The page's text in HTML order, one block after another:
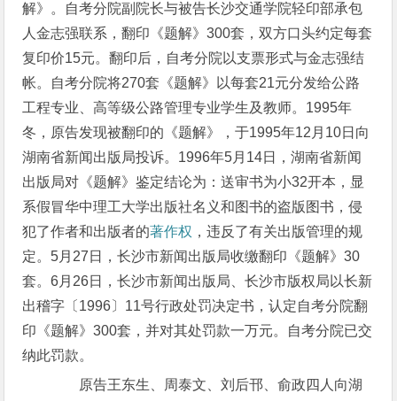
解》。自考分院副院长与被告长沙交通学院轻印部承包
人金志强联系，翻印《题解》300套，双方口头约定每套
复印价15元。翻印后，自考分院以支票形式与金志强结
帐。自考分院将270套《题解》以每套21元分发给公路
工程专业、高等级公路管理专业学生及教师。1995年
冬，原告发现被翻印的《题解》，于1995年12月10日向
湖南省新闻出版局投诉。1996年5月14日，湖南省新闻
出版局对《题解》鉴定结论为：送审书为小32开本，显
系假冒华中理工大学出版社名义和图书的盗版图书，侵
犯了作者和出版者的著作权 ，违反了有关出版管理的规
定。5月27日，长沙市新闻出版局收缴翻印《题解》30
套。6月26日，长沙市新闻出版局、长沙市版权局以长新
出稽字〔1996〕11号行政处罚决定书，认定自考分院翻
印《题解》300套，并对其处罚款一万元。自考分院已交
纳此罚款。
原告王东生、周泰文、刘后邗、俞政四人向湖